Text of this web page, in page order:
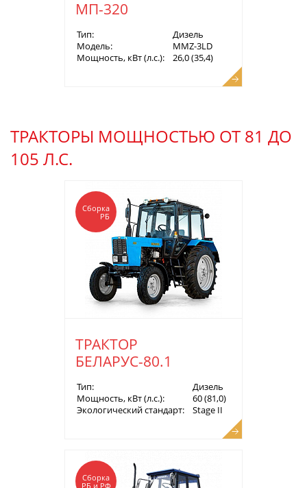
МП-320
Тип:
Дизель
Модель:
MMZ-3LD
Мощность, кВт (л.с.):
26,0 (35,4)
ТРАКТОРЫ МОЩНОСТЬЮ ОТ 81 ДО
105 Л.С.
Сборка
РБ
ТРАКТОР
БЕЛАРУС-80.1
Тип:
Дизель
Мощность, кВт (л.с.):
60 (81,0)
Экологический стандарт:
Stage II
Сборка
РБ и РФ